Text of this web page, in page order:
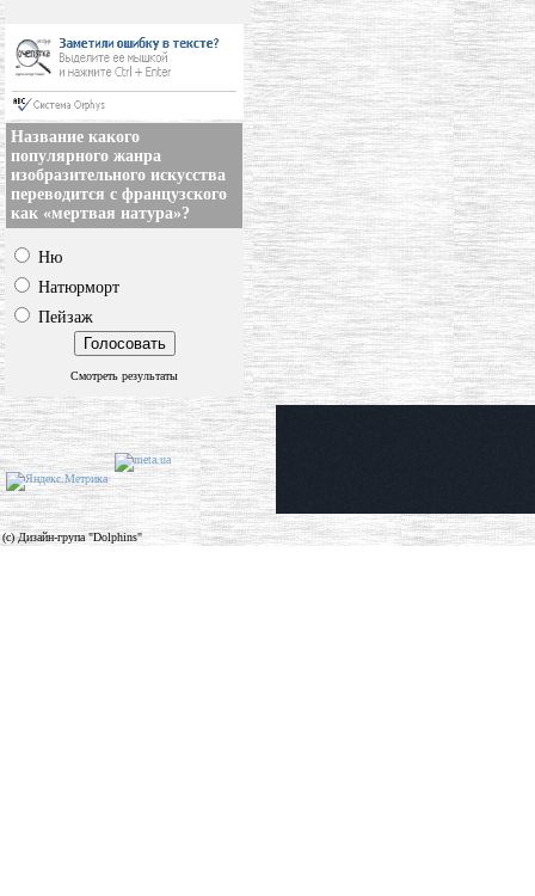
Название какого
популярного жанра
изобразительного искусства
переводится с французского
как «мертвая натура»?
Ню
Натюрморт
Пейзаж
Смотреть результаты
(c) Дизайн-група "Dolphins"